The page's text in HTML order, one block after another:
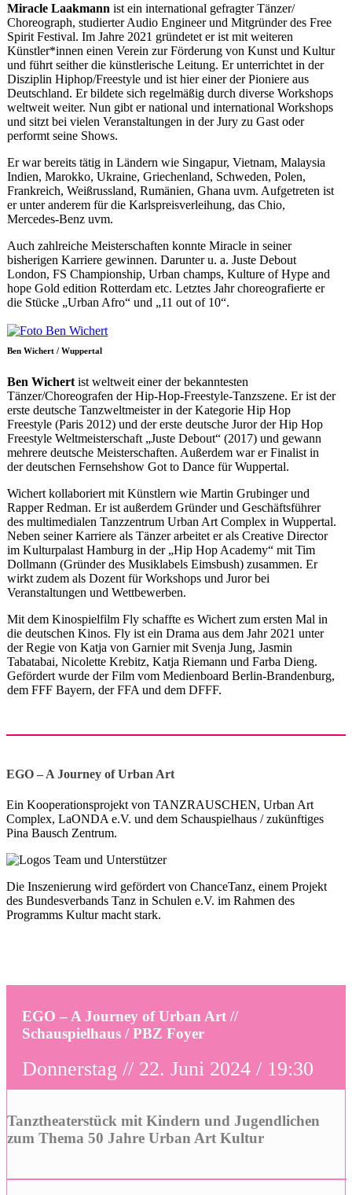
Miracle Laakmann ist ein international gefragter Tänzer/
Choreograph, studierter Audio Engineer und Mitgründer des Free
Spirit Festival. Im Jahre 2021 gründetet er ist mit weiteren
Künstler*innen einen Verein zur Förderung von Kunst und Kultur
und führt seither die künstlerische Leitung. Er unterrichtet in der
Disziplin Hiphop/Freestyle und ist hier einer der Pioniere aus
Deutschland. Er bildete sich regelmäßig durch diverse Workshops
weltweit weiter. Nun gibt er national und international Workshops
und sitzt bei vielen Veranstaltungen in der Jury zu Gast oder
performt seine Shows.
Er war bereits tätig in Ländern wie Singapur, Vietnam, Malaysia
Indien, Marokko, Ukraine, Griechenland, Schweden, Polen,
Frankreich, Weißrussland, Rumänien, Ghana uvm. Aufgetreten ist
er unter anderem für die Karlspreisverleihung, das Chio,
Mercedes-Benz uvm.
Auch zahlreiche Meisterschaften konnte Miracle in seiner
bisherigen Karriere gewinnen. Darunter u. a. Juste Debout
London, FS Championship, Urban champs, Kulture of Hype and
hope Gold edition Rotterdam etc. Letztes Jahr choreografierte er
die Stücke „Urban Afro“ und „11 out of 10“.
Ben Wichert / Wuppertal
Ben Wichert ist weltweit einer der bekanntesten
Tänzer/Choreografen der Hip-Hop-Freestyle-Tanzszene. Er ist der
erste deutsche Tanzweltmeister in der Kategorie Hip Hop
Freestyle (Paris 2012) und der erste deutsche Juror der Hip Hop
Freestyle Weltmeisterschaft „Juste Debout“ (2017) und gewann
mehrere deutsche Meisterschaften. Außerdem war er Finalist in
der deutschen Fernsehshow Got to Dance für Wuppertal.
Wichert kollaboriert mit Künstlern wie Martin Grubinger und
Rapper Redman. Er ist außerdem Gründer und Geschäftsführer
des multimedialen Tanzzentrum Urban Art Complex in Wuppertal.
Neben seiner Karriere als Tänzer arbeitet er als Creative Director
im Kulturpalast Hamburg in der „Hip Hop Academy“ mit Tim
Dollmann (Gründer des Musiklabels Eimsbush) zusammen. Er
wirkt zudem als Dozent für Workshops und Juror bei
Veranstaltungen und Wettbewerben.
Mit dem Kinospielfilm Fly schaffte es Wichert zum ersten Mal in
die deutschen Kinos. Fly ist ein Drama aus dem Jahr 2021 unter
der Regie von Katja von Garnier mit Svenja Jung, Jasmin
Tabatabai, Nicolette Krebitz, Katja Riemann und Farba Dieng.
Gefördert wurde der Film vom Medienboard Berlin-Brandenburg,
dem FFF Bayern, der FFA und dem DFFF.
EGO – A Journey of Urban Art
Ein Kooperationsprojekt von TANZRAUSCHEN, Urban Art
Complex, LaONDA e.V. und dem Schauspielhaus / zukünftiges
Pina Bausch Zentrum.
Die Inszenierung wird gefördert von ChanceTanz, einem Projekt
des Bundesverbands Tanz in Schulen e.V. im Rahmen des
Programms Kultur macht stark.
EGO – A Journey of Urban Art //
Schauspielhaus / PBZ Foyer
Donnerstag // 22. Juni 2024 / 19:30
Tanztheaterstück mit Kindern und Jugendlichen
zum Thema 50 Jahre Urban Art Kultur